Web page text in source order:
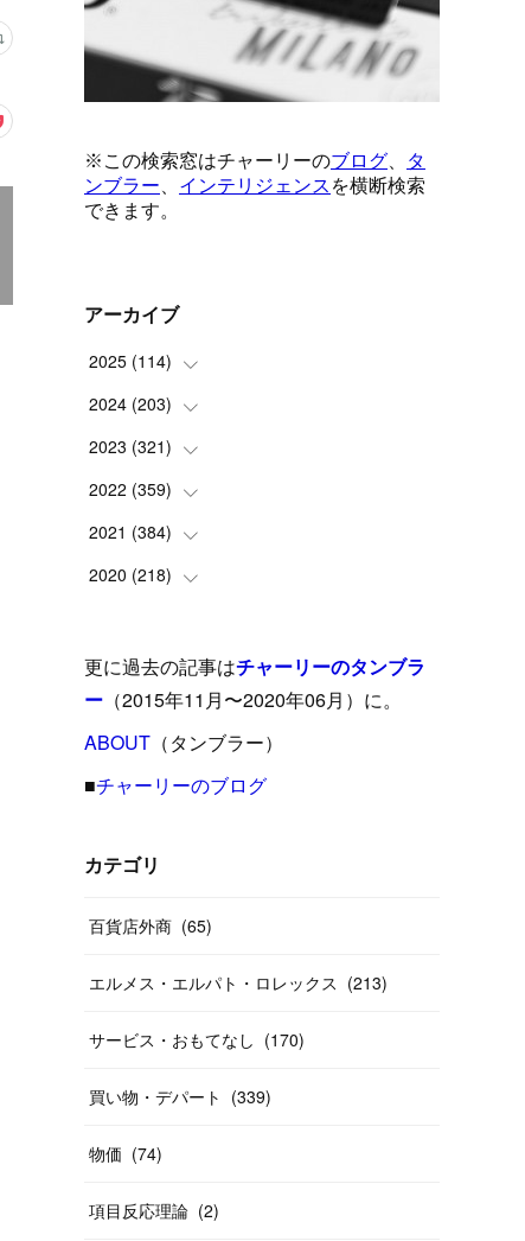
アーカイブ
2025 (114)
(1)
(8)
(6)
(9)
(5 )
15
(24)
(8 )
17
2024 (203)
(24)
(10)
(18)
(17)
16
(12)
(19 )
(13
( 12
2023 (321)
(25)
(17)
(35)
33 )
(26)
(27 )
(29
(26
2022 (359)
(42)
(37)
(31)
(31)
(31 )
(26
(14
(20
2021 (384)
(9)
(39)
(23)
(40 )
(55
(20
(10
(40
2020 (218)
(24)
(42)
(24 )
(33
(20
更に過去の記事はチャーリーのタンブラ
ー （2015年11月〜2020年06月）に。
ABOUT （タンブラー）
■チャーリーのブログ
カテゴリ
百貨店外商 (65)
エルメス・エルパト・ロレックス (213)
サービス・おもてなし (170)
買い物・デパート (339)
物価 (74)
項目反応理論 (2)